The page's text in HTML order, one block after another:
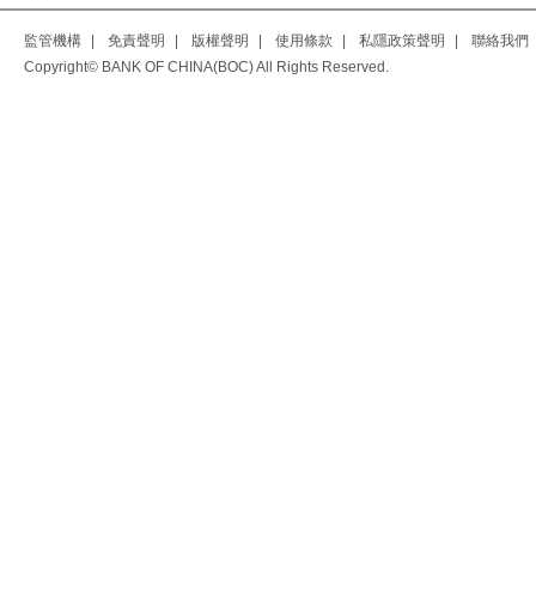
監管機構 免責聲明 版權聲明 使用條款 私隱政策聲明
聯絡我們
Copyright© BANK OF CHINA(BOC) All Rights Reserved.